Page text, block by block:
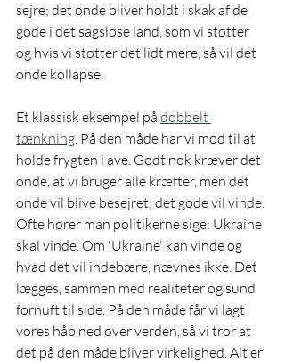
sejre; det onde bliver holdt i skak af de
gode i det sagsløse land, som vi støtter
og hvis vi støtter det lidt mere, så vil det
onde kollapse.
Et klassisk eksempel på dobbelt
tænkning. På den måde har vi mod til at
holde frygten i ave. Godt nok kræver det
onde, at vi bruger alle kræfter, men det
onde vil blive besejret; det gode vil vinde.
Ofte hører man politikerne sige: Ukraine
skal vinde. Om 'Ukraine' kan vinde og
hvad det vil indebære, nævnes ikke. Det
lægges, sammen med realiteter og sund
fornuft til side. På den måde får vi lagt
vores håb ned over verden, så vi tror at
det på den måde bliver virkelighed. Alt er